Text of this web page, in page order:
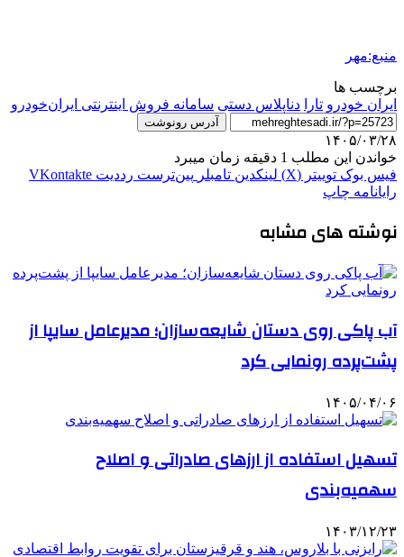
منبع:مهر
برچسب ها
ایران خودرو تارا دناپلاس دستی سامانه فروش اینترنتی ایران‌خودرو
آدرس رونوشت
۱۴۰۵/۰۳/۲۸
خواندن این مطلب 1 دقیقه زمان میبرد
فیس بوک توییتر (X) لینکدین ‫تامبلر ‫پین‌ترست ‫رددیت ‫VKontakte
رایانامه چاپ
نوشته های مشابه
آب پاکی روی دستان شایعه‌سازان؛ مدیرعامل سایپا از
پشت‌پرده‌ رونمایی کرد
۱۴۰۵/۰۴/۰۶
تسهیل استفاده از ارزهای صادراتی و اصلاح
سهمیه‌بندی
۱۴۰۳/۱۲/۲۳